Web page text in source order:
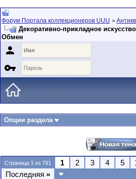
Форум Портала коллекционеров UUU >
Декоративно-прикладное
Обмен


Опции раздела
Страница 1 из 791 1 2 3 4 5
Последняя »